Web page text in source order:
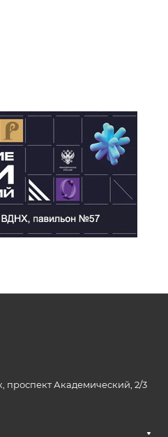
проспект Академический, 2/3